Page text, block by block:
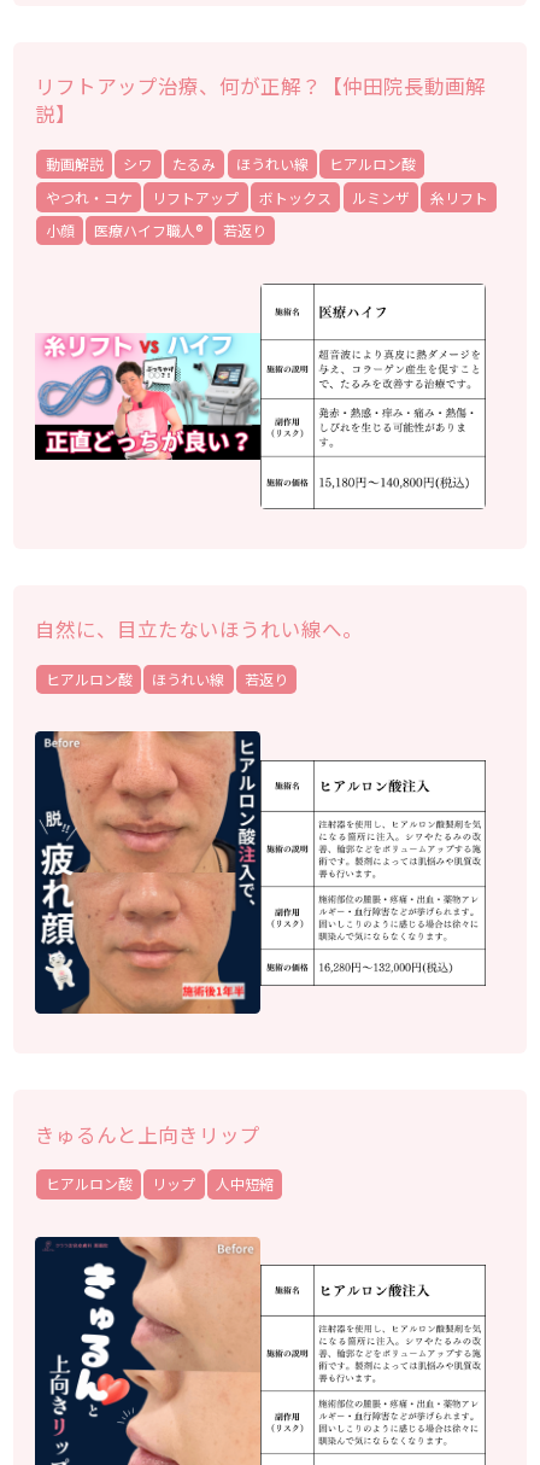
リフトアップ治療、何が正解？【仲田院長動画解
説】
動画解説 シワ たるみ ほうれい線
ヒアルロン酸
やつれ・コケ
リフトアップ ボトックス ルミンザ
糸リフト
小顔
医療ハイフ職人® 若返り
自然に、目立たないほうれい線へ。
ヒアルロン酸 ほうれい線 若返り
きゅるんと上向きリップ
ヒアルロン酸 リップ 人中短縮